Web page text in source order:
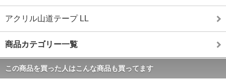
アクリル山道テープ LL
商品カテゴリー一覧
この商品を買った人はこんな商品も買ってます